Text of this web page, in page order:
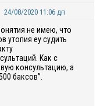
24/08/2020 11:06 дп
не имею, что
утопия еусудить
Как с
консультацию, а
баксов”.